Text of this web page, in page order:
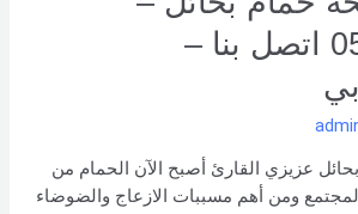
0551154864 اتصل بنا –
عزيزي القارئ أصبح الآن الحمام من
ومن أهم مسببات الازعاج والضوضاء